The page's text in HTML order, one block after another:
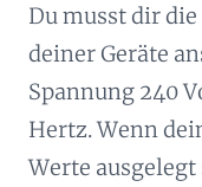
Du musst dir
deiner Geräte
Spannung 240
Hertz. Wenn
Werte